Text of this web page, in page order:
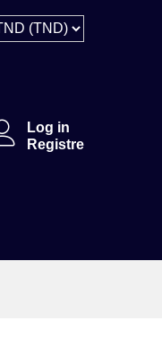
Log in
Registre
panier